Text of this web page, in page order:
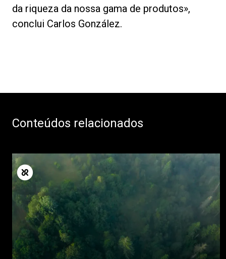
da riqueza da nossa gama de produtos»,
conclui Carlos González.
Conteúdos relacionados